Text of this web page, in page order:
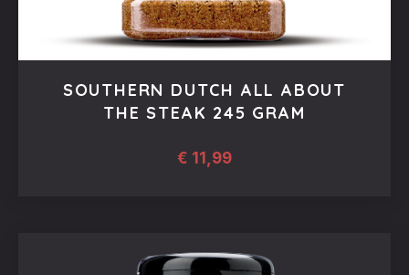
SOUTHERN DUTCH ALL ABOUT
THE STEAK 245 GRAM
€ 11,99